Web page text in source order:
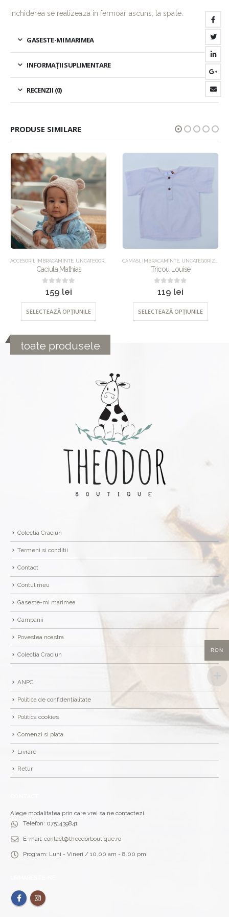
Inchiderea se realizeaza in fermoar ascuns, la spate.
GASESTE-MI MARIMEA
INFORMAȚII SUPLIMENTARE
RECENZII (0)
PRODUSE SIMILARE
ACCESORII IMBRACAMINTE UNCATEGORIZED
Caciula Mathias
out of 5
159 lei
SELECTEAZĂ OPȚIUNILE
CAMASI IMBRACAMINTE UNCATEGORIZED
Tricou Louise
out of 5
119 lei
SELECTEAZĂ OPȚIUNILE
toate produsele
Colectia Craciun
Termeni si conditii
Contact
Contul meu
Gaseste-mi marimea
Campanii
Povestea noastra
Colectia Craciun
ANPC
Politica de confidențialitate
Politica cookies
Comenzi si plata
Livrare
Retur
Alege modalitatea prin care vrei sa ne contactezi.
Telefon: 0751439841
E-mail: contact@theodorboutique.ro
Program: Luni - Vineri / 10.00 am - 8.00 pm
RON